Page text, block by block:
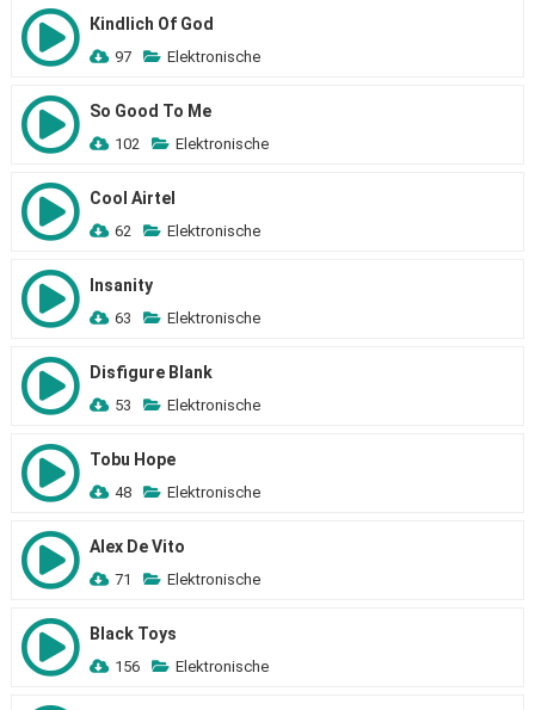
Кindlich Of God
97 Elektronische
So Good To Me
102 Elektronische
Cool Airtel
62 Elektronische
Insanity
63 Elektronische
Disfigure Blank
53 Elektronische
Tobu Hope
48 Elektronische
Alex De Vito
71 Elektronische
Black Toys
156 Elektronische